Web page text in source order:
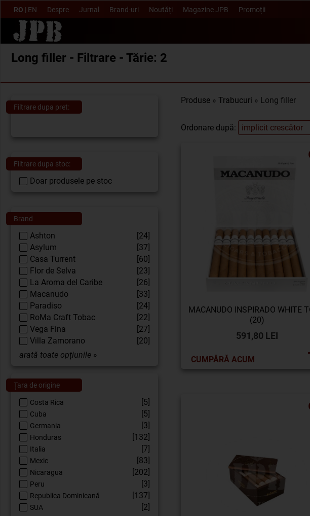
RO | EN Despre Jurnal Brand-uri Noutăți Magazine JPB Promoții
Long filler - Filtrare - Tărie: 2
Filtrare dupa pret:
Filtrare dupa stoc:
Doar produsele pe stoc
Brand
Ashton
[24]
Asylum
[37]
Casa Turrent
[60]
Flor de Selva
[23]
La Aroma del Caribe
[26]
Macanudo
[33]
Paradiso
[24]
RoMa Craft Tobac
[22]
Vega Fina
[27]
Villa Zamorano
[20]
arată toate opțiunile »
Țara de origine
Costa Rica [5]
Cuba [5]
Germania [3]
Honduras [132]
Italia [7]
Mexic [83]
Nicaragua [202]
Peru [3]
Republica Dominicană [137]
SUA [2]
Produse » Trabucuri » Long filler
Ordonare după:
MACANUDO INSPIRADO WHITE
(20)
591,80 LEI
CUMPĂRĂ ACUM